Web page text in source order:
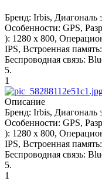
Бренд: Irbis, Диагональ
Особенности: GPS,
): 1280 x 800,
IPS, Встроенная
Беспроводная связь:
5.
1
Описание
Бренд: Irbis, Диагональ
Особенности: GPS,
): 1280 x 800,
IPS, Встроенная
Беспроводная связь:
5.
1